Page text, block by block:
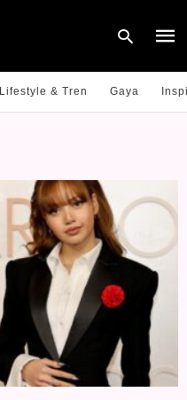
and
hit
Lifestyle & Tren Gaya